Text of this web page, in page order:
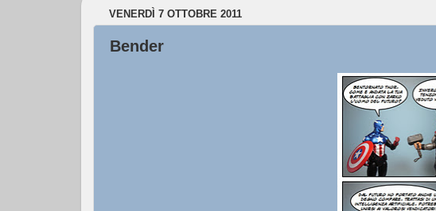
VENERDÌ 7 OTTOBRE 2011
Bender